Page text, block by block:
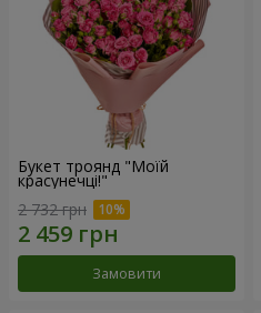
Букет троянд "Моїй
красунечці!"
2 732 грн
Замовити